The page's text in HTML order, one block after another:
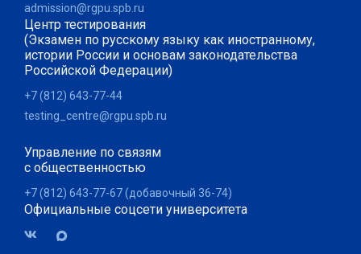
admission@rgpu.spb.ru
Центр тестирования
(Экзамен по русскому языку как иностранному,
истории России и основам законодательства
Российской Федерации)
+7 (812) 643-77-44
testing_centre@rgpu.spb.ru
Управление по связям
с общественностью
+7 (812) 643-77-67 (добавочный 36-74)
Официальные соцсети университета